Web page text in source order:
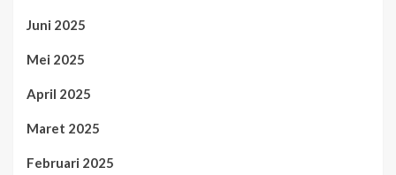
Juni 2025
Mei 2025
April 2025
Maret 2025
Februari 2025